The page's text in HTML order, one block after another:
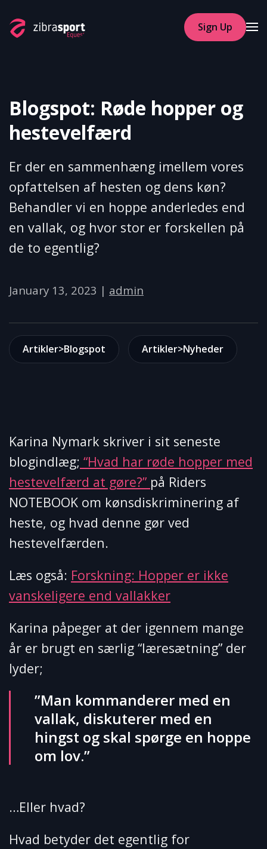
Skip to main content
Sign Up
Blogspot: Røde hopper og
hestevelfærd
Er der en sammenhæng imellem vores
opfattelsen af hesten og dens køn?
Behandler vi en hoppe anderledes end
en vallak, og hvor stor er forskellen på
de to egentlig?
January 13, 2023 | admin
Artikler>Blogspot Artikler>Nyheder
Karina Nymark skriver i sit seneste
blogindlæg; “Hvad har røde hopper med
hestevelfærd at gøre?” på Riders
NOTEBOOK om kønsdiskriminering af
heste, og hvad denne gør ved
hestevelfærden.
Læs også: Forskning: Hopper er ikke
vanskeligere end vallakker
Karina påpeger at der igennem mange
år er brugt en særlig “læresætning” der
lyder;
”Man kommanderer med en
vallak, diskuterer med en
hingst og skal spørge en hoppe
om lov.”
…Eller hvad?
Hvad betyder det egentlig for